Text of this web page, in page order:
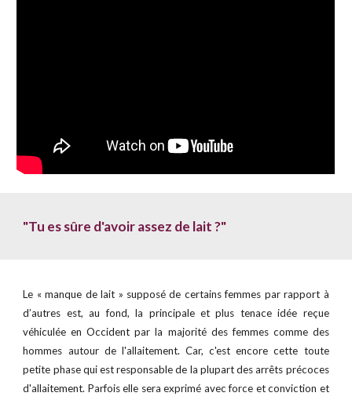
"Tu es sûre d'avoir assez de lait ?"
Le « manque de lait » supposé de certains femmes par rapport à
d’autres est, au fond, la principale et plus tenace idée reçue
véhiculée en Occident par la majorité des femmes comme des
hommes autour de l'allaitement. Car, c'est encore cette toute
petite phase qui est responsable de la plupart des arrêts précoces
d'allaitement. Parfois elle sera exprimé avec force et conviction et